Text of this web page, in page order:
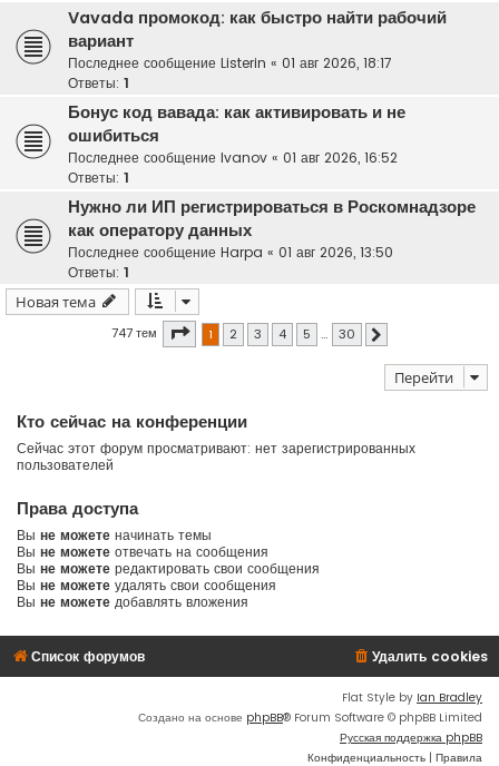
Vavada промокод: как быстро найти рабочий
вариант
Последнее сообщение Listerin « 01 авг 2026, 18:17
Ответы: 1
Бонус код вавада: как активировать и не
ошибиться
Последнее сообщение Ivanov « 01 авг 2026, 16:52
Ответы: 1
Нужно ли ИП регистрироваться в Роскомнадзоре
как оператору данных
Последнее сообщение Harpa « 01 авг 2026, 13:50
Ответы: 1
Новая тема
747 тем Страница 1из 30
1 2 3 4 5 … 30
Перейти
Кто сейчас на конференции
Сейчас этот форум просматривают: нет зарегистрированных
пользователей
Права доступа
Вы не можете начинать темы
Вы не можете отвечать на сообщения
Вы не можете редактировать свои сообщения
Вы не можете удалять свои сообщения
Вы не можете добавлять вложения
Список форумов Удалить cookies
Flat Style by Ian Bradley
Создано на основе phpBB® Forum Software © phpBB Limited
Русская поддержка phpBB
Конфиденциальность | Правила